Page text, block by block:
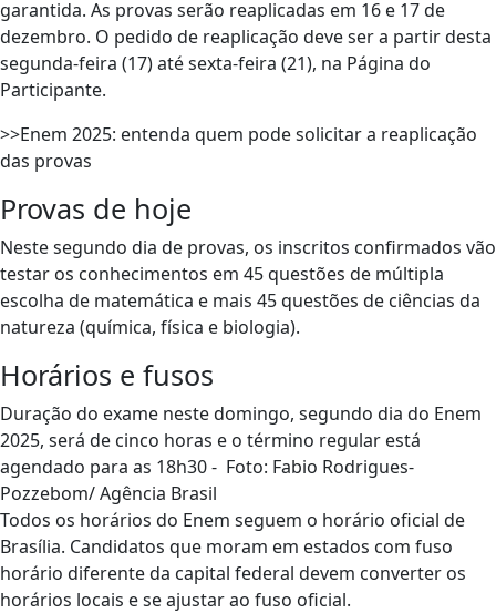
garantida. As provas serão reaplicadas em 16 e 17 de
dezembro. O pedido de reaplicação deve ser a partir desta
segunda-feira (17) até sexta-feira (21), na Página do
Participante.
>>Enem 2025: entenda quem pode solicitar a reaplicação
das provas
Provas de hoje
Neste segundo dia de provas, os inscritos confirmados vão
testar os conhecimentos em 45 questões de múltipla
escolha de matemática e mais 45 questões de ciências da
natureza (química, física e biologia).
Horários e fusos
Duração do exame neste domingo, segundo dia do Enem
2025, será de cinco horas e o término regular está
agendado para as 18h30 - Foto: Fabio Rodrigues-
Pozzebom/ Agência Brasil
Todos os horários do Enem seguem o horário oficial de
Brasília. Candidatos que moram em estados com fuso
horário diferente da capital federal devem converter os
horários locais e se ajustar ao fuso oficial.